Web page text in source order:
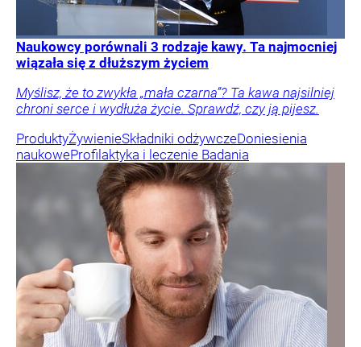
Naukowcy porównali 3 rodzaje kawy. Ta najmocniej
wiązała się z dłuższym życiem
Myślisz, że to zwykła „mała czarna”? Ta kawa najsilniej
chroni serce i wydłuża życie. Sprawdź, czy ją pijesz.
ProduktyŻywienieSkładniki odżywczeDoniesienia
naukoweProfilaktyka i leczenie Badania